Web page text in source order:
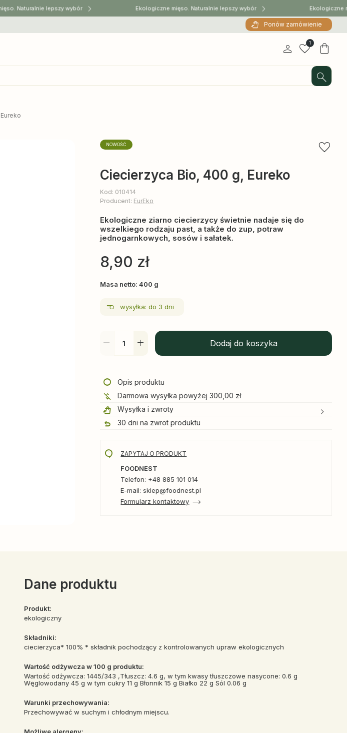
Naturalnie lepszy wybór Ekologiczne mięso. Naturalnie lepszy wybór Ekologiczne
Ponów zamówienie
1
NOWOŚĆ
Ciecierzyca Bio, 400 g, Eureko
Kod: 010414
Producent: EurEko
Ekologiczne ziarno ciecierzycy świetnie nadaje się do
wszelkiego rodzaju past, a także do zup, potraw
jednogarnkowych, sosów i sałatek.
8,90 zł
Masa netto: 400 g
wysyłka: do 3 dni
Dodaj do koszyka
Opis produktu
Darmowa wysyłka powyżej 300,00 zł
Wysyłka i zwroty
30 dni na zwrot produktu
ZAPYTAJ O PRODUKT
FOODNEST
Telefon: +48 885 101 014
E-mail: sklep@foodnest.pl
Formularz kontaktowy
Dane produktu
Produkt:
ekologiczny
Składniki:
ciecierzyca* 100% * składnik pochodzący z kontrolowanych upraw ekologicznych
Wartość odżywcza w 100 g produktu:
Wartość odżywcza: 1445/343 ,Tłuszcz: 4.6 g, w tym kwasy tłuszczowe nasycone: 0.6 g
Węglowodany 45 g w tym cukry 11 g Błonnik 15 g Białko 22 g Sól 0.06 g
Warunki przechowywania:
Przechowywać w suchym i chłodnym miejscu.